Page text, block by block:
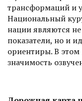
трансформаций и
Национальный
нации являются
показатели, но и
ориентиры. В этом
значимость